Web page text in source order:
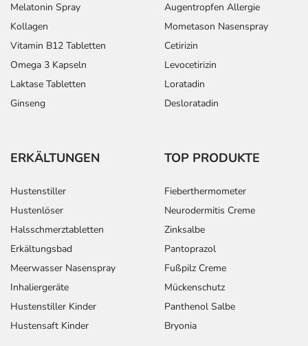
Melatonin Spray
Kollagen
Vitamin B12 Tabletten
Omega 3 Kapseln
Laktase Tabletten
Ginseng
Augentropfen Allergie
Mometason Nasenspray
Cetirizin
Levocetirizin
Loratadin
Desloratadin
ERKÄLTUNGEN
Hustenstiller
Hustenlöser
Halsschmerztabletten
Erkältungsbad
Meerwasser Nasenspray
Inhaliergeräte
Hustenstiller Kinder
Hustensaft Kinder
TOP PRODUKTE
Fieberthermometer
Neurodermitis Creme
Zinksalbe
Pantoprazol
Fußpilz Creme
Mückenschutz
Panthenol Salbe
Bryonia